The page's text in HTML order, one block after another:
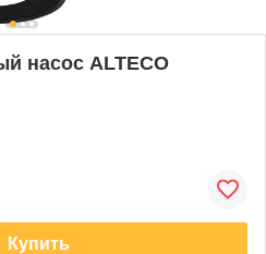
насос ALTECO
Купить